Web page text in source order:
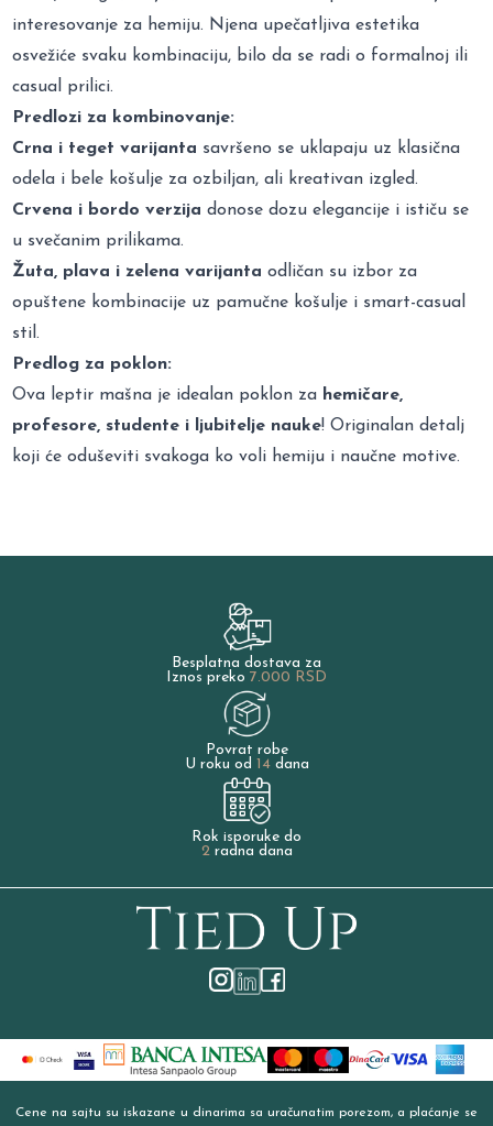
interesovanje za hemiju. Njena upečatljiva estetika
osvežiće svaku kombinaciju, bilo da se radi o formalnoj ili
casual prilici.
Predlozi za kombinovanje:
Crna i teget varijanta savršeno se uklapaju uz klasična
odela i bele košulje za ozbiljan, ali kreativan izgled.
Crvena i bordo verzija donose dozu elegancije i ističu se
u svečanim prilikama.
Žuta, plava i zelena varijanta odličan su izbor za
opuštene kombinacije uz pamučne košulje i smart-casual
stil.
Predlog za poklon:
Ova leptir mašna je idealan poklon za hemičare,
profesore, studente i ljubitelje nauke! Originalan detalj
koji će oduševiti svakoga ko voli hemiju i naučne motive.
Besplatna dostava za
Iznos preko 7.000 RSD
Povrat robe
U roku od 14dana
Rok isporuke do
2radna dana
Cene na sajtu su iskazane u dinarima sa uračunatim porezom, a plaćanje se